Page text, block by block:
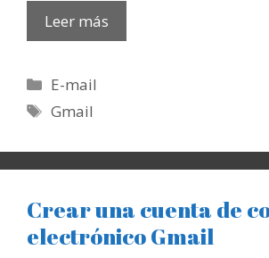
Leer más
Categorías
E-mail
Etiquetas
Gmail
Crear una cuenta de
electrónico Gmail